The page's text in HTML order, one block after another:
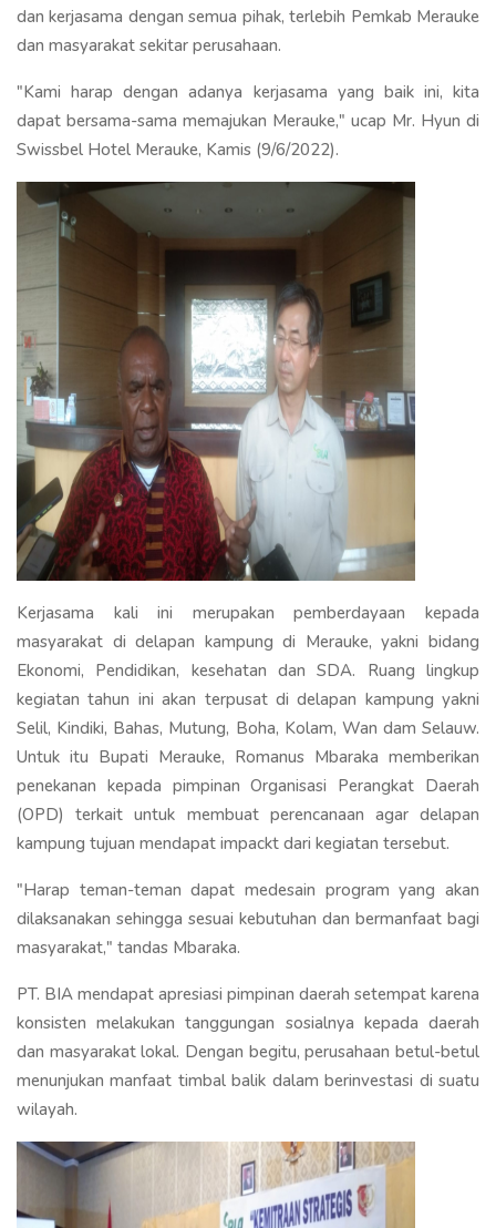
dan kerjasama dengan semua pihak, terlebih Pemkab Merauke
dan masyarakat sekitar perusahaan.
"Kami harap dengan adanya kerjasama yang baik ini, kita
dapat bersama-sama memajukan Merauke," ucap Mr. Hyun di
Swissbel Hotel Merauke, Kamis (9/6/2022).
Kerjasama kali ini merupakan pemberdayaan kepada
masyarakat di delapan kampung di Merauke, yakni bidang
Ekonomi, Pendidikan, kesehatan dan SDA. Ruang lingkup
kegiatan tahun ini akan terpusat di delapan kampung yakni
Selil, Kindiki, Bahas, Mutung, Boha, Kolam, Wan dam Selauw.
Untuk itu Bupati Merauke, Romanus Mbaraka memberikan
penekanan kepada pimpinan Organisasi Perangkat Daerah
(OPD) terkait untuk membuat perencanaan agar delapan
kampung tujuan mendapat impackt dari kegiatan tersebut.
"Harap teman-teman dapat medesain program yang akan
dilaksanakan sehingga sesuai kebutuhan dan bermanfaat bagi
masyarakat," tandas Mbaraka.
PT. BIA mendapat apresiasi pimpinan daerah setempat karena
konsisten melakukan tanggungan sosialnya kepada daerah
dan masyarakat lokal. Dengan begitu, perusahaan betul-betul
menunjukan manfaat timbal balik dalam berinvestasi di suatu
wilayah.